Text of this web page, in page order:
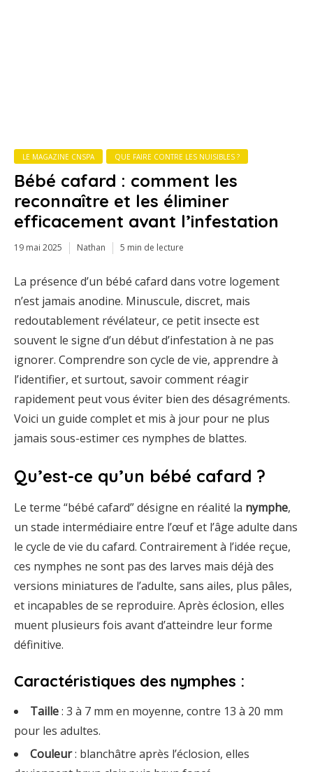
LE MAGAZINE CNSPA QUE FAIRE CONTRE LES NUISIBLES ?
Bébé cafard : comment les
reconnaître et les éliminer
efficacement avant l’infestation
19 mai 2025 Nathan 5 min de lecture
La présence d’un bébé cafard dans votre logement
n’est jamais anodine. Minuscule, discret, mais
redoutablement révélateur, ce petit insecte est
souvent le signe d’un débutd’infestation à ne pas
ignorer. Comprendre son cycle de vie, apprendre à
l’identifier, etsurtout, savoircomment réagir
rapidement peutvous éviter bien des désagréments.
Voici un guide completet mis à jour pour ne plus
jamais sous-estimerces nymphes de blattes.
Qu’est-ce qu’un bébé cafard ?
Le terme “bébé cafard”désigne en réalité la nymphe,
un stade intermédiaire entre l’œufet l’âge adulte dans
le cycle de vie du cafard. Contrairementà l’idée reçue,
ces nymphes ne sont pas des larves mais déjà des
versions miniatures de l’adulte, sans ailes, plus pâles,
et incapables de se reproduire. Après éclosion, elles
muent plusieurs fois avantd’atteindre leurforme
définitive.
Caractéristiques des nymphes :
Taille: 3 à 7 mm en moyenne, contre 13 à 20 mm
pour les adultes.
Couleur: blanchâtre après l’éclosion, elles